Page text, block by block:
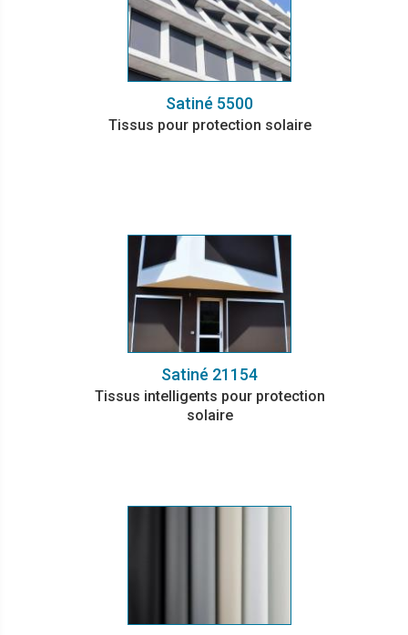
Satiné 5500
Tissus pour protection solaire
Satiné 21154
Tissus intelligents pour protection
solaire